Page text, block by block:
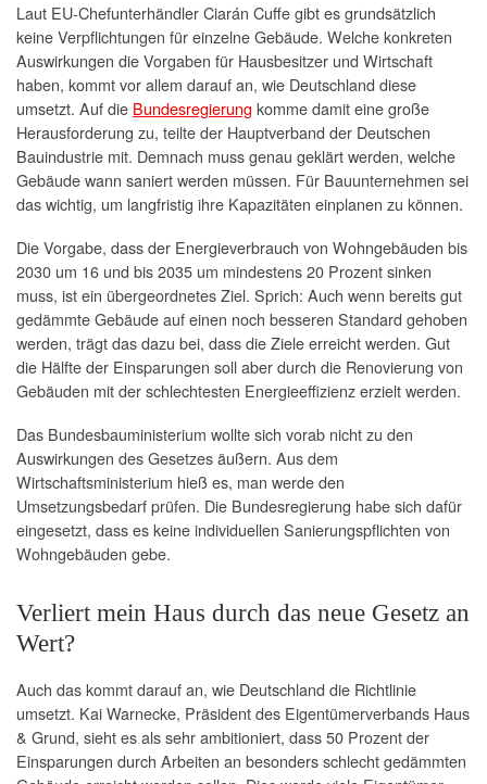
Laut EU-Chefunterhändler Ciarán Cuffe gibt es grundsätzlich
keine Verpflichtungen für einzelne Gebäude. Welche konkreten
Auswirkungen die Vorgaben für Hausbesitzer und Wirtschaft
haben, kommt vor allem darauf an, wie Deutschland diese
umsetzt. Auf die Bundesregierung komme damit eine große
Herausforderung zu, teilte der Hauptverband der Deutschen
Bauindustrie mit. Demnach muss genau geklärt werden, welche
Gebäude wann saniert werden müssen. Für Bauunternehmen sei
das wichtig, um langfristig ihre Kapazitäten einplanen zu können.
Die Vorgabe, dass der Energieverbrauch von Wohngebäuden bis
2030 um 16 und bis 2035 um mindestens 20 Prozent sinken
muss, ist ein übergeordnetes Ziel. Sprich: Auch wenn bereits gut
gedämmte Gebäude auf einen noch besseren Standard gehoben
werden, trägt das dazu bei, dass die Ziele erreicht werden. Gut
die Hälfte der Einsparungen soll aber durch die Renovierung von
Gebäuden mit der schlechtesten Energieeffizienz erzielt werden.
Das Bundesbauministerium wollte sich vorab nicht zu den
Auswirkungen des Gesetzes äußern. Aus dem
Wirtschaftsministerium hieß es, man werde den
Umsetzungsbedarf prüfen. Die Bundesregierung habe sich dafür
eingesetzt, dass es keine individuellen Sanierungspflichten von
Wohngebäuden gebe.
Verliert mein Haus durch das neue Gesetz an
Wert?
Auch das kommt darauf an, wie Deutschland die Richtlinie
umsetzt. Kai Warnecke, Präsident des Eigentümerverbands Haus
& Grund, sieht es als sehr ambitioniert, dass 50 Prozent der
Einsparungen durch Arbeiten an besonders schlecht gedämmten